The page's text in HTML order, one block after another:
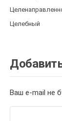
Целебный
Ваш e-mail не